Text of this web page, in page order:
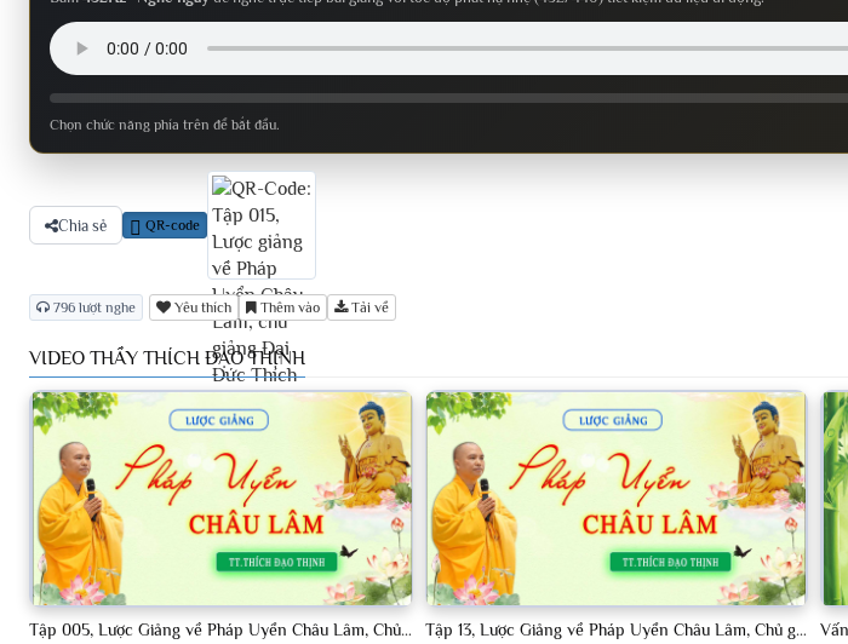
Chọn chức năng phía trên để bắt đầu.
Chia sẻ QR-code
796 lượt nghe Yêu thích Thêm vào Tải về
VIDEO THẦY THÍCH ĐẠO THỊNH
Tập 005, Lược Giảng về Pháp Uyển Châu Lâm, Chủ giảng TT Thích Đạo Thịnh Tập 13, Lược Giảng về Pháp Uyển Châu Lâm, Chủ giảng TT Thích Đạo Thịnh